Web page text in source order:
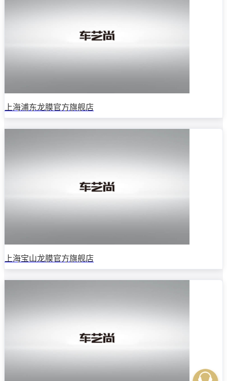
上海浦东龙膜官方旗舰店
上海宝山龙膜官方旗舰店